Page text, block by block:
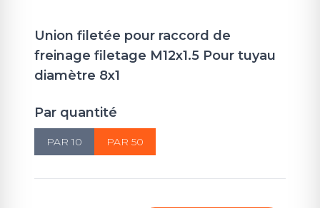
Union filetée pour raccord de
freinage filetage M12x1.5 Pour tuyau
diamètre 8x1
Par quantité
PAR 10 PAR 50